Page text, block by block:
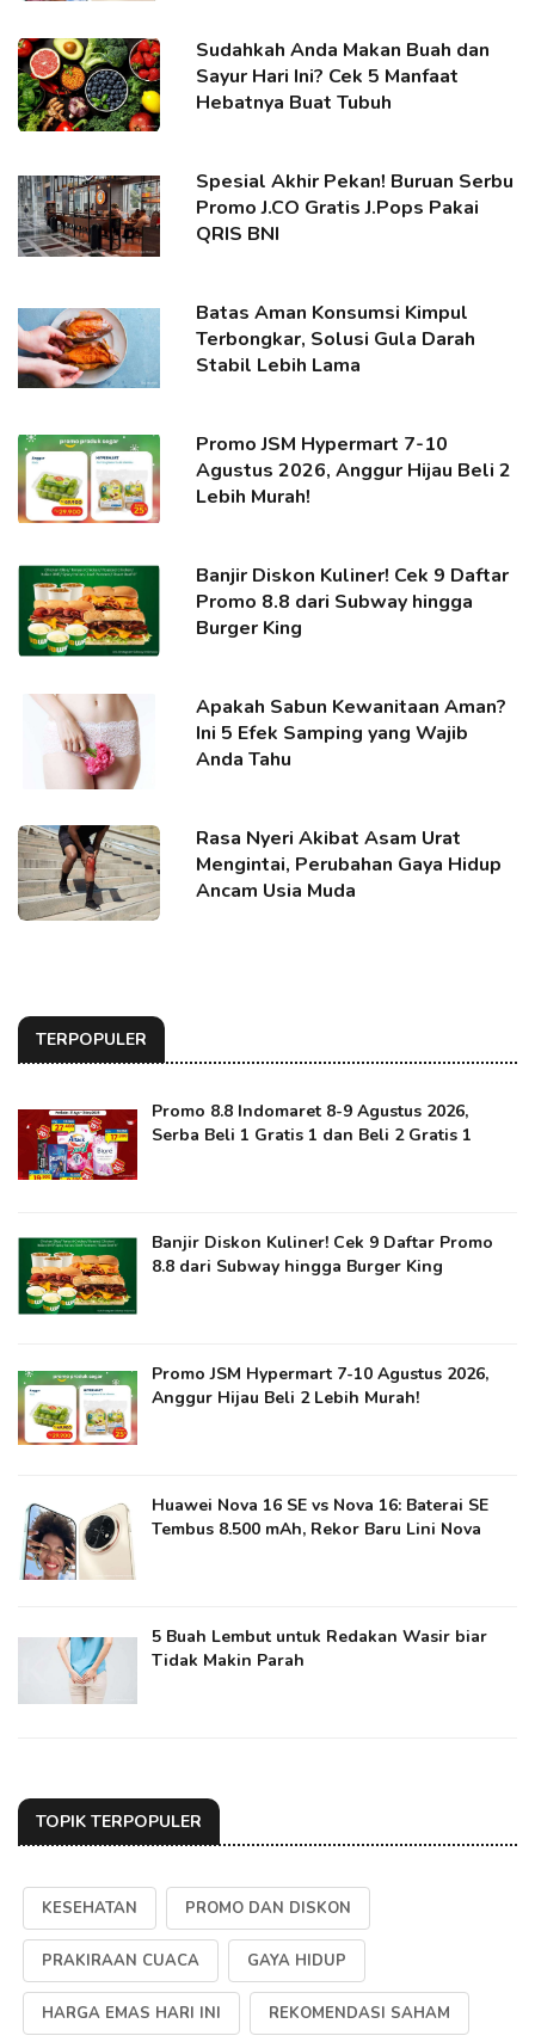
Sudahkah Anda Makan Buah dan
Sayur Hari Ini? Cek 5 Manfaat
Hebatnya Buat Tubuh
Spesial Akhir Pekan! Buruan Serbu
Promo J.CO Gratis J.Pops Pakai
QRIS BNI
Batas Aman Konsumsi Kimpul
Terbongkar, Solusi Gula Darah
Stabil Lebih Lama
Promo JSM Hypermart 7-10
Agustus 2026, Anggur Hijau Beli 2
Lebih Murah!
Banjir Diskon Kuliner! Cek 9 Daftar
Promo 8.8 dari Subway hingga
Burger King
Apakah Sabun Kewanitaan Aman?
Ini 5 Efek Samping yang Wajib
Anda Tahu
Rasa Nyeri Akibat Asam Urat
Mengintai, Perubahan Gaya Hidup
Ancam Usia Muda
TERPOPULER
Promo 8.8 Indomaret 8-9 Agustus 2026,
Serba Beli 1 Gratis 1 dan Beli 2 Gratis 1
Banjir Diskon Kuliner! Cek 9 Daftar Promo
8.8 dari Subway hingga Burger King
Promo JSM Hypermart 7-10 Agustus 2026,
Anggur Hijau Beli 2 Lebih Murah!
Huawei Nova 16 SE vs Nova 16: Baterai SE
Tembus 8.500 mAh, Rekor Baru Lini Nova
5 Buah Lembut untuk Redakan Wasir biar
Tidak Makin Parah
TOPIK TERPOPULER
KESEHATAN PROMO DAN DISKON
PRAKIRAAN CUACA GAYA HIDUP
HARGA EMAS HARI INI REKOMENDASI SAHAM